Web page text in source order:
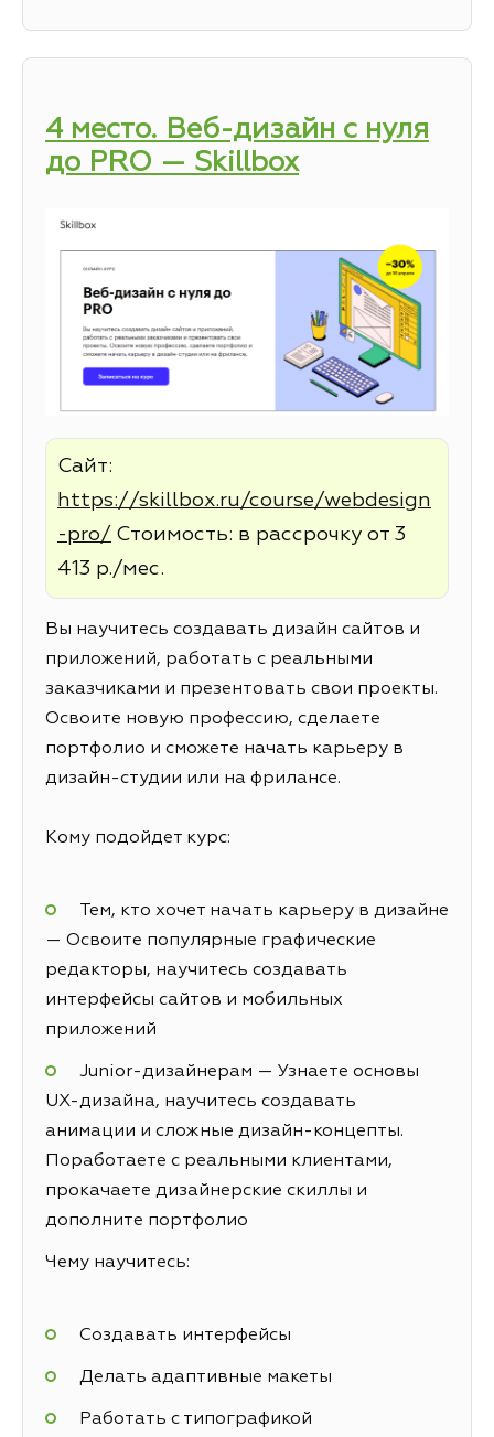
4 место. Веб-дизайн с нуля
до PRO — Skillbox
Сайт:
https://skillbox.ru/course/webdesign
-pro/ Стоимость: в рассрочку от 3
413 р./мес.
Вы научитесь создавать дизайн сайтов и
приложений, работать с реальными
заказчиками и презентовать свои проекты.
Освоите новую профессию, сделаете
портфолио и сможете начать карьеру в
дизайн-студии или на фрилансе.
Кому подойдет курс:
Тем, кто хочет начать карьеру в дизайне
— Освоите популярные графические
редакторы, научитесь создавать
интерфейсы сайтов и мобильных
приложений
Junior-дизайнерам — Узнаете основы
UX-дизайна, научитесь создавать
анимации и сложные дизайн-концепты.
Поработаете с реальными клиентами,
прокачаете дизайнерские скиллы и
дополните портфолио
Чему научитесь:
Создавать интерфейсы
Делать адаптивные макеты
Работать с типографикой